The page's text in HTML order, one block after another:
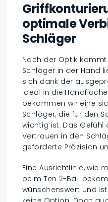
optimale
Schläger
Nach der Optik
Schläger in der Hand
sich dank der
ideal in die
bekommen wir eine
Schläger, die für den
wichtig ist. Das Gefühl
Vertrauen in den
geforderte Präzision
Eine Ausrichtlinie, wie
beim Ten 2-Ball
wünschenswert und